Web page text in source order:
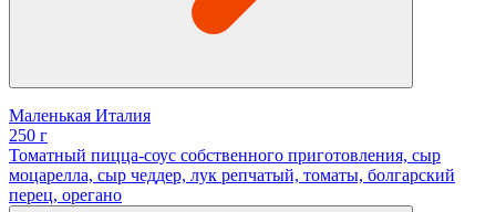
Маленькая Италия
250 г
Томатный пицца-соус собственного приготовления, сыр
моцарелла, сыр чеддер, лук репчатый, томаты, болгарский
перец, орегано